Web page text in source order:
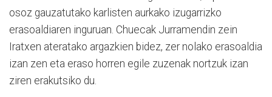
osoz gauzatutako karlisten aurkako izugarrizko
erasoaldiaren inguruan. Chuecak Jurramendin zein
Iratxen ateratako argazkien bidez, zer nolako erasoaldia
izan zen eta eraso horren egile zuzenak nortzuk izan
ziren erakutsiko du.